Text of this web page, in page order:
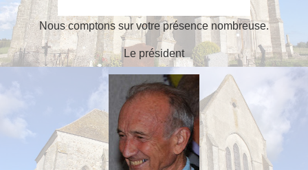
Nous comptons sur votre présence nombreuse.
Le président